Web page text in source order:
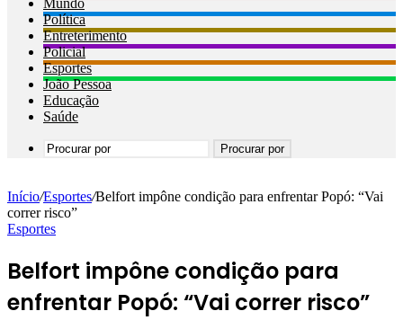
Mundo
Política
Entreterimento
Policial
Esportes
João Pessoa
Educação
Saúde
Procurar por
Início/Esportes/Belfort impône condição para enfrentar Popó: “Vai
correr risco”
Esportes
Belfort impône condição para
enfrentar Popó: “Vai correr risco”